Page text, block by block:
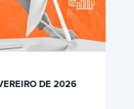
DE 2026